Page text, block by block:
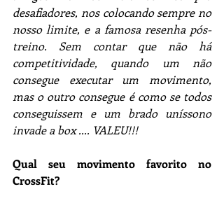
desafiadores, nos colocando sempre no
nosso limite, e a famosa resenha pós-
treino. Sem contar que não há
competitividade, quando um não
consegue executar um movimento,
mas o outro consegue é como se todos
conseguissem e um brado uníssono
invade a box .... VALEU!!!
Qual seu movimento favorito no
CrossFit?